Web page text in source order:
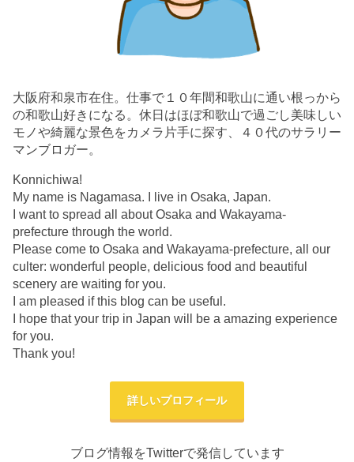
大阪府和泉市在住。仕事で１０年間和歌山に通い根っから
の和歌山好きになる。休日はほぼ和歌山で過ごし美味しい
モノや綺麗な景色をカメラ片手に探す、４０代のサラリー
マンブロガー。
Konnichiwa!
My name is Nagamasa. I live in Osaka, Japan.
I want to spread all about Osaka and Wakayama-
prefecture through the world.
Please come to Osaka and Wakayama-prefecture, all our
culter: wonderful people, delicious food and beautiful
scenery are waiting for you.
I am pleased if this blog can be useful.
I hope that your trip in Japan will be a amazing experience
for you.
Thank you!
詳しいプロフィール
ブログ情報をTwitterで発信しています